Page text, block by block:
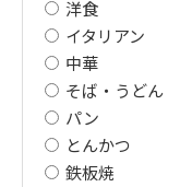
洋食
イタリアン
中華
そば・うどん
パン
とんかつ
鉄板焼